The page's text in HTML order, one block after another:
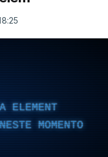
ELEMENT
MOMENTO